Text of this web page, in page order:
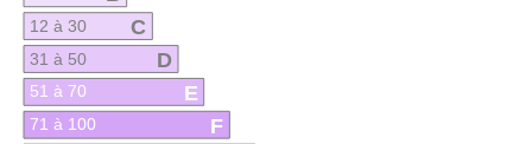
C
12 à 30
D
31 à 50
E
51 à 70
F
71 à 100